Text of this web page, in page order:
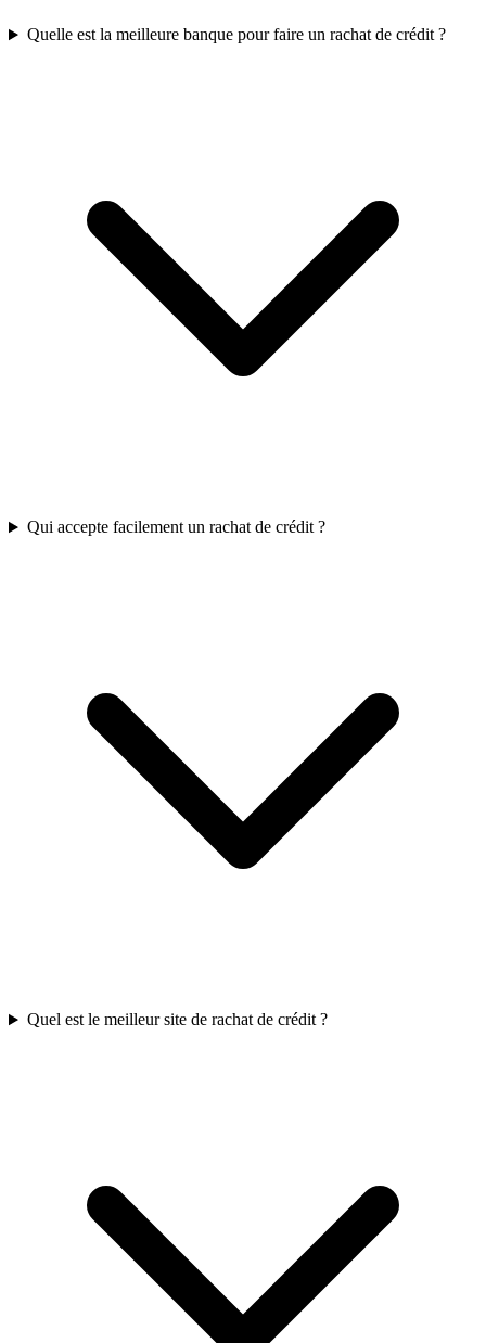
Quelle est la meilleure banque pour faire un rachat de crédit ?
Qui accepte facilement un rachat de crédit ?
Quel est le meilleur site de rachat de crédit ?